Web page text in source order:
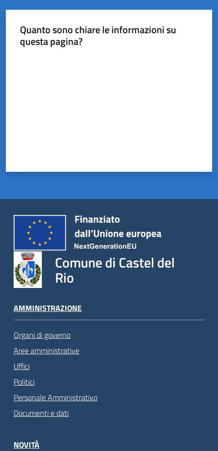
Quanto sono chiare le informazioni su
questa pagina?
Comune di Castel del
Rio
AMMINISTRAZIONE
Organi di governo
Aree amministrative
Uffici
Politici
Personale Amministrativo
Documenti e dati
NOVITÀ